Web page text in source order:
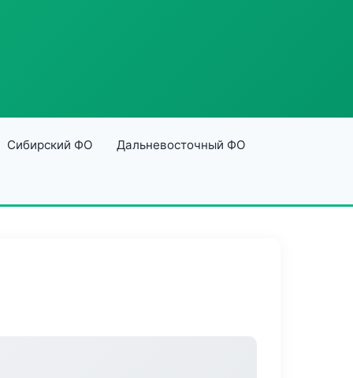
Сибирский ФО Дальневосточный ФО